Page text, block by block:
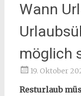
Wann
möglich
19. Oktober
Resturlaub